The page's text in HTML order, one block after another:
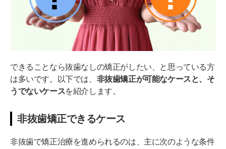
できることなら抜歯なしの矯正がしたい、と思っている方
は多いです。以下では、 非抜歯矯正が可能なケースと、そ
うでないケースを紹介します。
非抜歯矯正できるケース
非抜歯で矯正治療を進められるのは、主に次のような条件